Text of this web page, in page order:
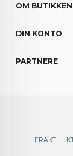
OM BUTIKKEN
DIN KONTO
PARTNERE
FRAKT